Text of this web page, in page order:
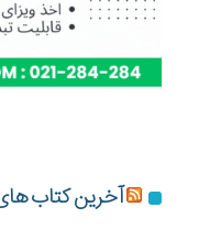
آخرین کتاب